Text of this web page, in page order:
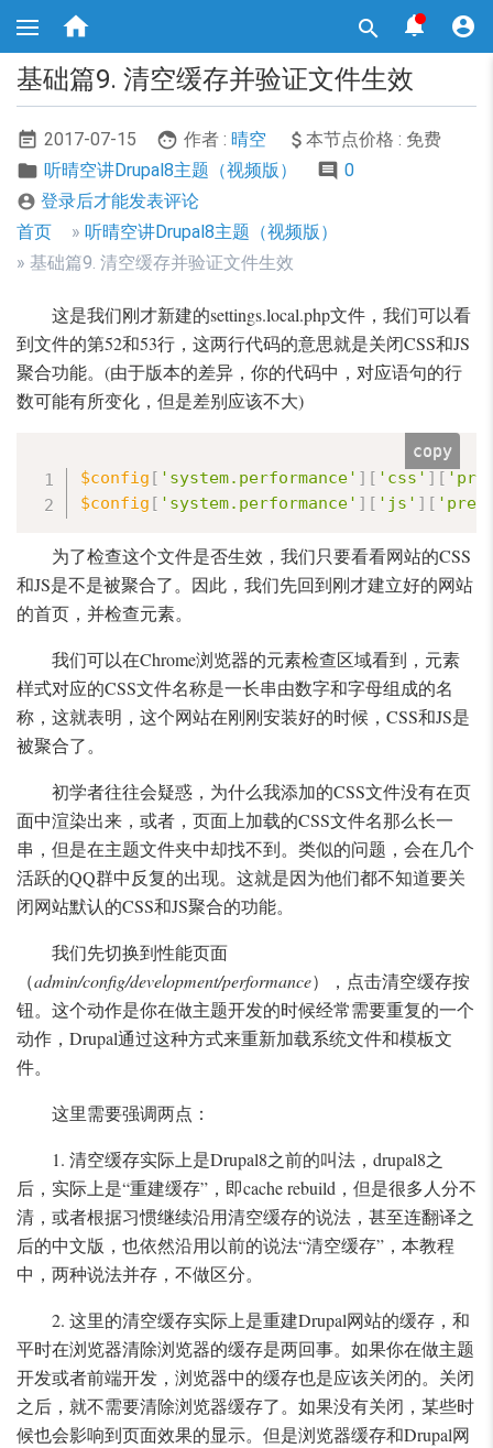
转
容
 


基础篇9. 清空缓存并验证文件生效
2017-07-15 作者 : 晴空
本节点价格 : 免费
听晴空讲Drupal8主题（视频版）
0
 登录后才能发表评论
面
包
导
航
首页
听晴空讲Drupal8主题（视频版）
基础篇9. 清空缓存并验证文件生效
这是我们刚才新建的settings.local.php文件，我们可以看
到文件的第52和53行，这两行代码的意思就是关闭CSS和JS
聚合功能。(由于版本的差异，你的代码中，对应语句的行
数可能有所变化，但是差别应该不大)
$config [ 'system.performance' ] [ 'css' ] [
$config [ 'system.performance' ] [ 'js' ] [
copy
为了检查这个文件是否生效，我们只要看看网站的CSS
和JS是不是被聚合了。因此，我们先回到刚才建立好的网站
的首页，并检查元素。
我们可以在Chrome浏览器的元素检查区域看到，元素
样式对应的CSS文件名称是一长串由数字和字母组成的名
称，这就表明，这个网站在刚刚安装好的时候，CSS和JS是
被聚合了。
初学者往往会疑惑，为什么我添加的CSS文件没有在页
面中渲染出来，或者，页面上加载的CSS文件名那么长一
串，但是在主题文件夹中却找不到。类似的问题，会在几个
活跃的QQ群中反复的出现。这就是因为他们都不知道要关
闭网站默认的CSS和JS聚合的功能。
我们先切换到性能页面
（admin/config/development/performance），点击清空缓存按
钮。这个动作是你在做主题开发的时候经常需要重复的一个
动作，Drupal通过这种方式来重新加载系统文件和模板文
件。
这里需要强调两点：
1. 清空缓存实际上是Drupal8之前的叫法，drupal8之
后，实际上是“重建缓存”，即cache rebuild，但是很多人分不
清，或者根据习惯继续沿用清空缓存的说法，甚至连翻译之
后的中文版，也依然沿用以前的说法“清空缓存”，本教程
中，两种说法并存，不做区分。
2. 这里的清空缓存实际上是重建Drupal网站的缓存，和
平时在浏览器清除浏览器的缓存是两回事。如果你在做主题
开发或者前端开发，浏览器中的缓存也是应该关闭的。关闭
之后，就不需要清除浏览器缓存了。如果没有关闭，某些时
候也会影响到页面效果的显示。但是浏览器缓存和Drupal网